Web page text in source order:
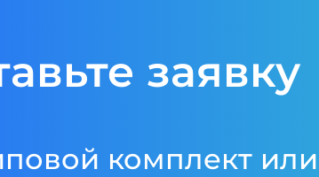
заявку
комплект